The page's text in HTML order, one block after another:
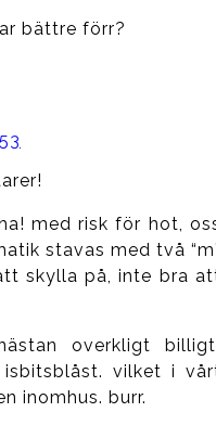
bättre förr?
med risk för hot,
stavas med två
skylla på, inte bra
overkligt
vilket i
inomhus. burr.